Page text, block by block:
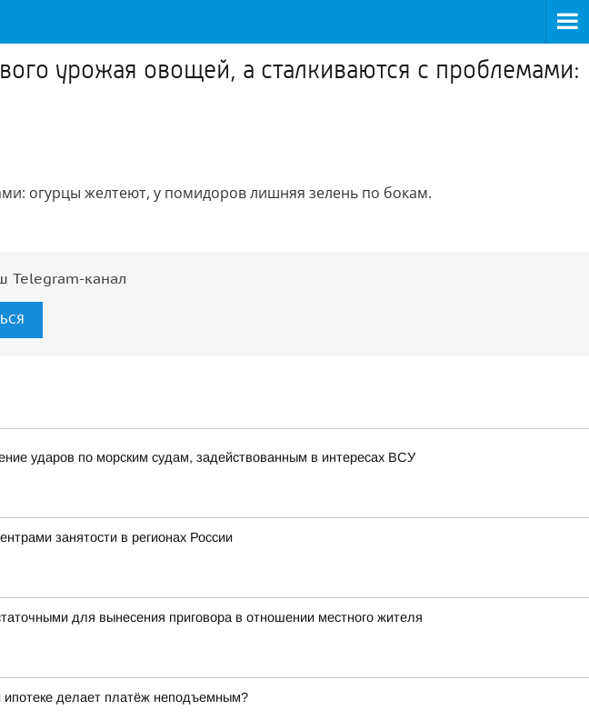
урожая овощей, а сталкиваются с проблемами:
огурцы желтеют, у помидоров лишняя зелень по бокам.
Telegram-канал
ударов по морским судам, задействованным в интересах ВСУ
занятости в регионах России
для вынесения приговора в отношении местного жителя
ипотеке делает платёж неподъемным?